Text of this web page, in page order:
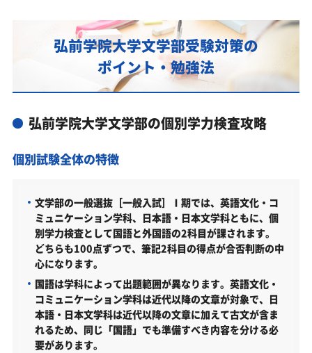
弘前学院大学文学部対策カリキュラムのポイント
あなたにピッタリ合った「弘前学院大学文学部対策
のオーダーメイドカリキュラム」から得られる成果
い
弘前学院大学文学部総合型選抜入試の主な対策内容
弘前学院大学文学部の入試日程
弘前学院大学文学部の入試日程
弘前学院大学文学部の受験情報
弘前学院大学文学部の入試方式
総合型選抜［未来デザイン入試］（英語文化・コミュニ
ケーション学科／2027年度）
弘前学院大学文学部受験対策の
ポイント・勉強法
弘前学院大学文学部の個別学力検査攻略
個別試験全体の特徴
文学部の一般選抜［一般入試］Ⅰ期では、英語文化・コ
ミュニケーション学科、日本語・日本文学科ともに、個
別学力検査として国語と外国語の2科目が課されます。
どちらも100点ずつで、筆記2科目の得点が合否判断の中
心になります。
国語は学科によって出題範囲が異なります。英語文化・
コミュニケーション学科は近代以降の文章が対象で、日
本語・日本文学科は近代以降の文章に加えて古文が含ま
れるため、同じ「国語」でも準備すべき内容を分ける必
要があります。